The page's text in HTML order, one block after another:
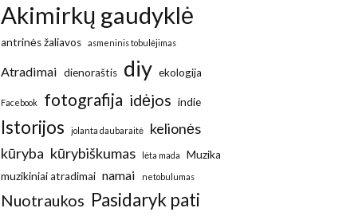
Akimirkų gaudyklė
antrinės žaliavos asmeninis tobulėjimas
Atradimai dienoraštis diy ekologija
Facebook fotografija idėjos indie
Istorijos jolanta daubaraitė
kelionės
kūryba kūrybiškumas lėta mada
Muzika
muzikiniai atradimai namai netobulumas
Nuotraukos Pasidaryk pati